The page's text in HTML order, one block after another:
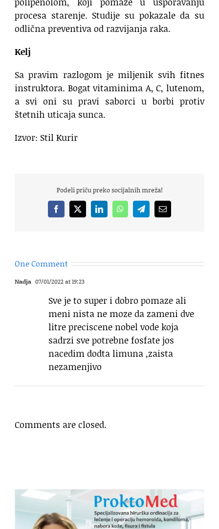
procesa starenje. Studije su pokazale da su
odlična preventiva od razvijanja raka.
Kelj
Sa pravim razlogom je miljenik svih fitnes
instruktora. Bogat vitaminima A, C, lutenom,
a svi oni su pravi saborci u borbi protiv
štetnih uticaja sunca.
Izvor: Stil Kurir
Podeli priču preko socijalnih mreža!
Facebook
X LinkedInWhatsAppTelegramEmail
One Comment
Nadja 07/01/2022 at 19:23
Sve je to super i dobro pomaze ali
meni nista ne moze da zameni dve
litre preciscene nobel vode koja
sadrzi sve potrebne fosfate jos
nacedim dodta limuna ,zaista
nezamenjivo
Comments are closed.